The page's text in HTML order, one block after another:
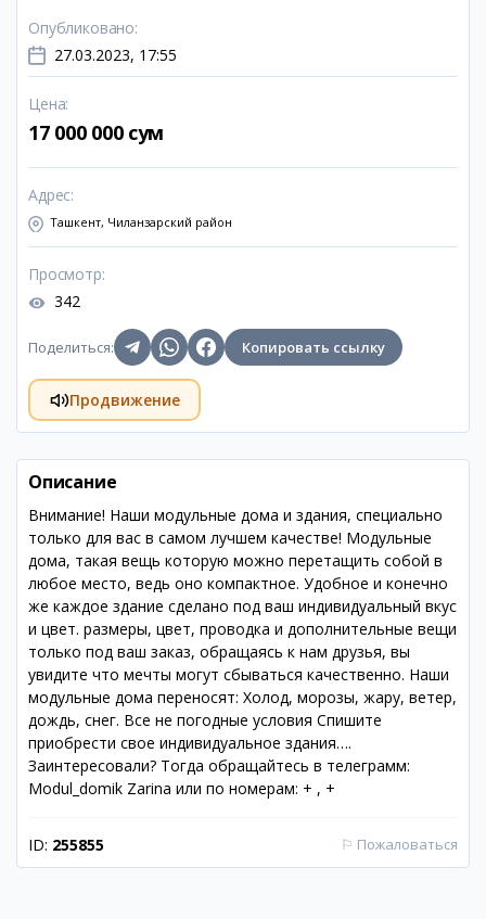
Опубликовано:
27.03.2023, 17:55
Цена:
17 000 000 сум
Адрес:
Ташкент, Чиланзарский район
Просмотр:
342
Поделиться: Копировать ссылку
Продвижение
Описание
Внимание! Наши модульные дома и здания, специально
только для вас в самом лучшем качестве! Модульные
дома, такая вещь которую можно перетащить собой в
любое место, ведь оно компактное. Удобное и конечно
же каждое здание сделано под ваш индивидуальный вкус
и цвет. размеры, цвет, проводка и дополнительные вещи
только под ваш заказ, обращаясь к нам друзья, вы
увидите что мечты могут сбываться качественно. Наши
модульные дома переносят: Холод, морозы, жару, ветер,
дождь, снег. Все не погодные условия Спишите
приобрести свое индивидуальное здания….
Заинтересовали? Тогда обращайтесь в телеграмм:
Modul_domik Zarina или по номерам: + , +
ID: 255855 ⚐ Пожаловаться